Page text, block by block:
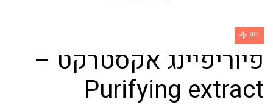
פיוריפיינג אקסטרקט –
Purifying extract
חם